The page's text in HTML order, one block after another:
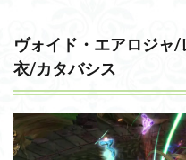
ヴォイド・エアロジャ
衣/カタバシス